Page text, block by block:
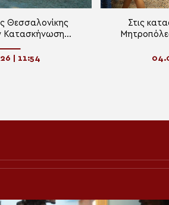
Θεσσαλονίκης
Κατασκήνωση
| 11:54
Στις